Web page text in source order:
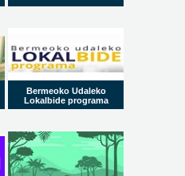
Bermeoko Udaleko
Lokalbide programa